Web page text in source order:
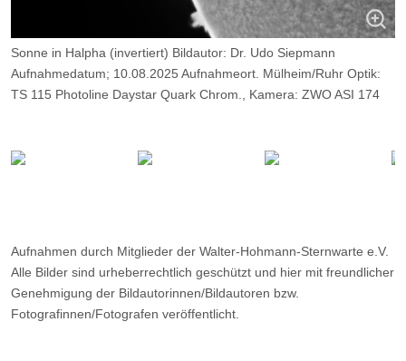
Sonne in Halpha (invertiert) Bildautor: Dr. Udo Siepmann
Aufnahmedatum; 10.08.2025 Aufnahmeort. Mülheim/Ruhr Optik:
TS 115 Photoline Daystar Quark Chrom., Kamera: ZWO ASI 174
Aufnahmen durch Mitglieder der Walter-Hohmann-Sternwarte e.V.
Alle Bilder sind urheberrechtlich geschützt und hier mit freundlicher
Genehmigung der Bildautorinnen/Bildautoren bzw.
Fotografinnen/Fotografen veröffentlicht.